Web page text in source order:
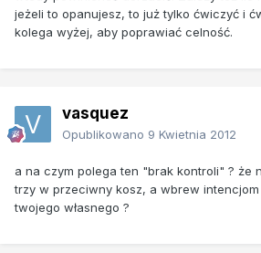
jeżeli to opanujesz, to już tylko ćwiczyć i
kolega wyżej, aby poprawiać celność.
vasquez
Opublikowano 9 Kwietnia 2012
a na czym polega ten "brak kontroli" ? że
trzy w przeciwny kosz, a wbrew intencjom
twojego własnego ?